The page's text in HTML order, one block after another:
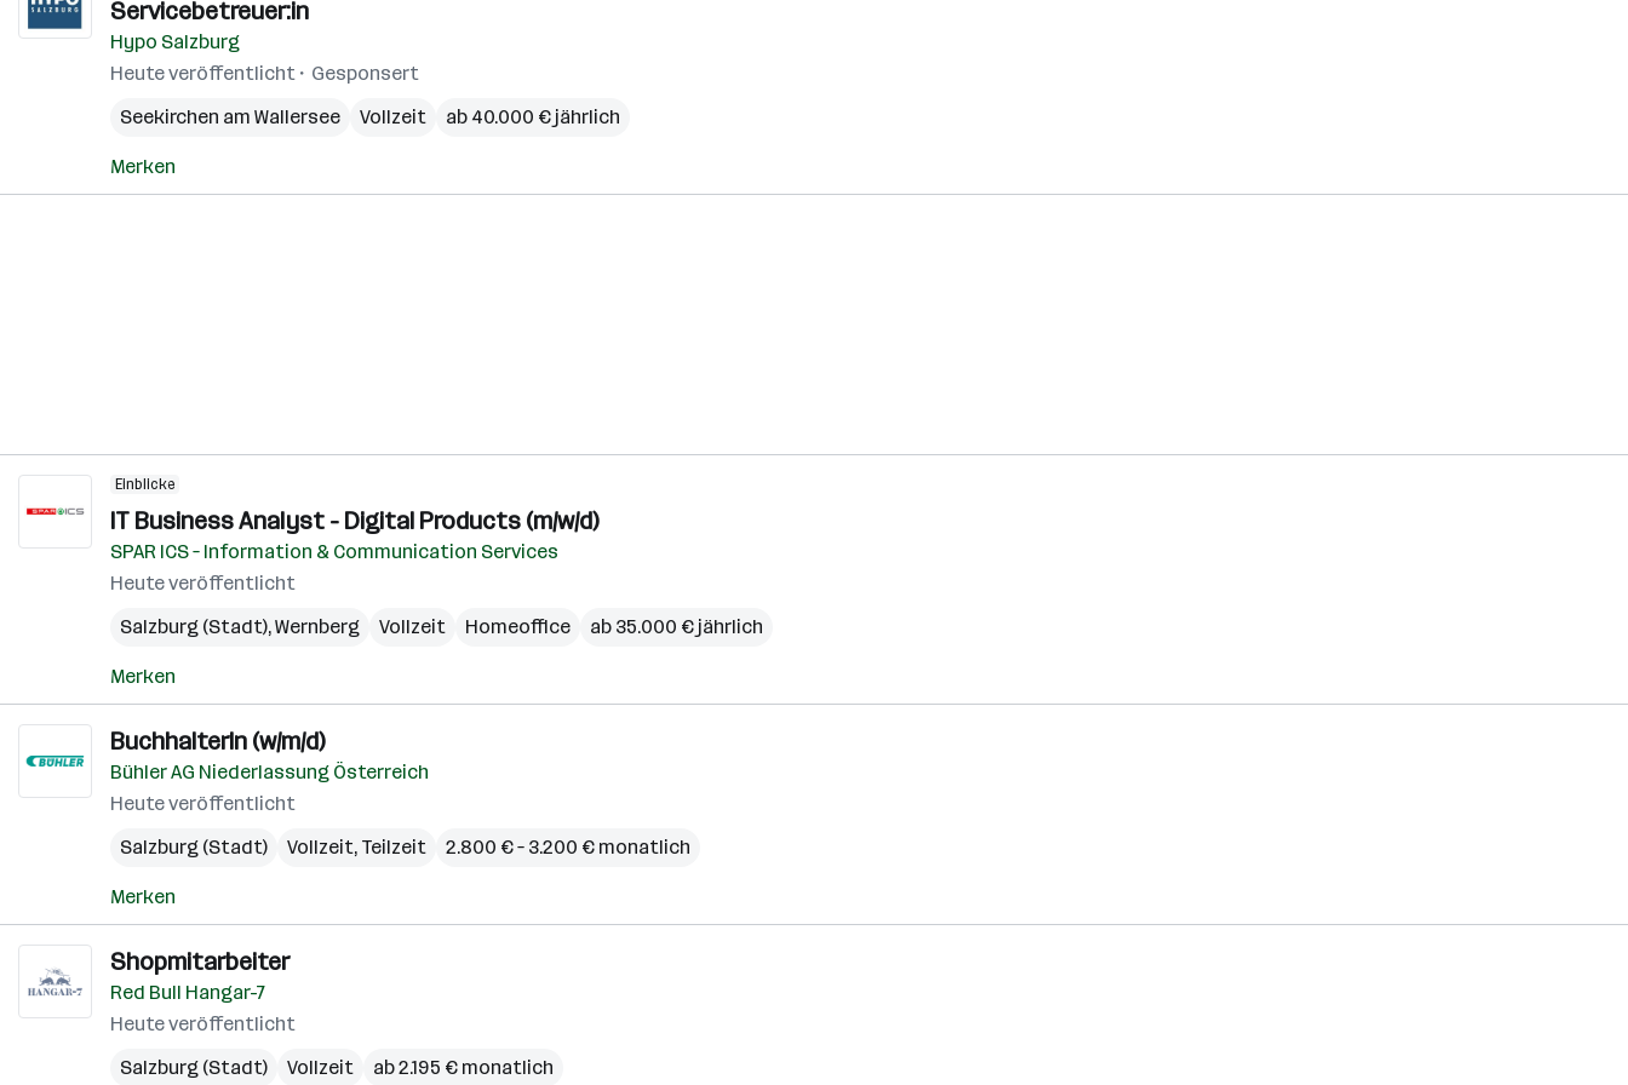
Servicebetreuer:in
Hypo Salzburg
Heute veröffentlicht
Gesponsert
Seekirchen am Wallersee
Vollzeit ab 40.000 € jährlich
Merken
Einblicke
IT Business Analyst - Digital Products (m/w/d)
SPAR ICS – Information & Communication Services
Heute veröffentlicht
Salzburg (Stadt),Wernberg Vollzeit Homeoffice ab 35.000 € jährlich
Merken
BuchhalterIn (w/m/d)
Bühler AG Niederlassung Österreich
Heute veröffentlicht
Salzburg (Stadt)
Vollzeit, Teilzeit 2.800 € – 3.200 € monatlich
Merken
Shopmitarbeiter
Red Bull Hangar-7
Heute veröffentlicht
Salzburg (Stadt)
Vollzeit ab 2.195 € monatlich